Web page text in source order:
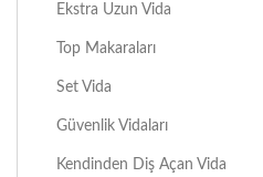
Ekstra Uzun Vida
Top Makaraları
Set Vida
Güvenlik Vidaları
Kendinden Diş Açan Vida